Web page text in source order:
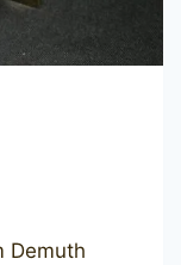
Demuth